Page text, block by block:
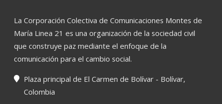
La Corporación Colectiva de Comunicaciones Montes de
María Linea 21 es una organización de la sociedad civil
que construye paz mediante el enfoque de la
comunicación para el cambio social.
Plaza principal de El Carmen de Bolívar - Bolívar,
Colombia